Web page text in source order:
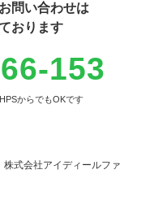
問い合わせは
おります
153
からでもOKです
式会社アイディールファ